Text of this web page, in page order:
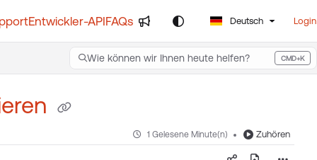
Entwickler-APIFAQs Deutsch Login
Wie können wir Ihnen heute helfen? CMD+K
Press CMD+K to open search
1 Gelesene Minute(n) Zuhören